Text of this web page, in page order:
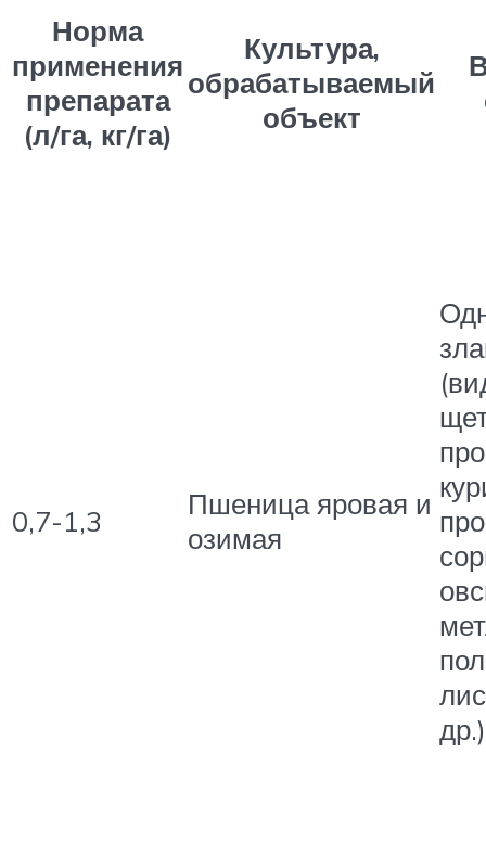
Норма
применения
препарата
(л/га, кг/га)
Культура,
обрабатываемый
объект
0,7-1,3
Пшеница яровая и
озимая